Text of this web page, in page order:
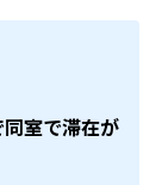
室で滞在が